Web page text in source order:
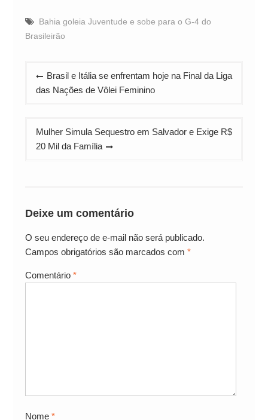
Bahia goleia Juventude e sobe para o G‑4 do
Brasileirão
Navegação
de
Brasil e Itália se enfrentam hoje na Final da Liga
das Nações de Vôlei Feminino
Mulher Simula Sequestro em Salvador e Exige R$
20 Mil da Família
Deixe um comentário
O seu endereço de e-mail não será publicado.
Campos obrigatórios são marcados com *
Comentário *
Nome *